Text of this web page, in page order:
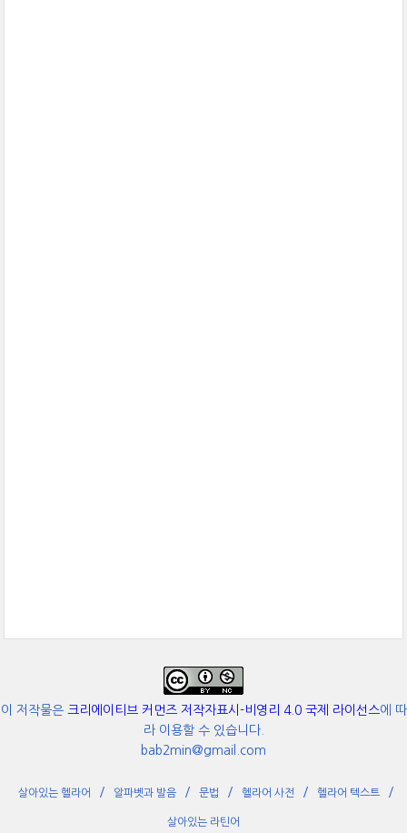
이 저작물은 크리에이티브 커먼즈 저작자표시-비영리 4.0 국제 라이선스에 따
라 이용할 수 있습니다.
bab2min@gmail.com
살아있는 헬라어 알파벳과 발음 문법 헬라어 사전 헬라어 텍스트
살아있는 라틴어